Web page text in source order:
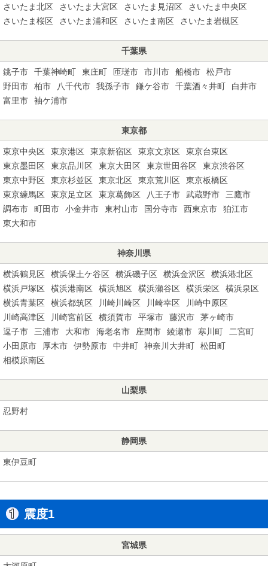
さいたま北区 さいたま大宮区 さいたま見沼区
さいたま中央区
さいたま桜区
さいたま浦和区 さいたま南区 さいたま岩槻区
千葉県
銚子市 千葉神崎町 東庄町 匝瑳市 市川市 船橋市
松戸市
野田市
柏市 八千代市 我孫子市 鎌ケ谷市 千葉酒々井町
白井市
富里市
袖ケ浦市
東京都
東京中央区 東京港区 東京新宿区 東京文京区
東京台東区
東京墨田区
東京品川区 東京大田区 東京世田谷区
東京渋谷区
東京中野区
東京杉並区 東京北区 東京荒川区
東京板橋区
東京練馬区
東京足立区 東京葛飾区 八王子市 武蔵野市
三鷹市
調布市
町田市 小金井市 東村山市 国分寺市 西東京市
狛江市
東大和市
神奈川県
横浜鶴見区 横浜保土ケ谷区 横浜磯子区 横浜金沢区
横浜港北区
横浜戸塚区
横浜港南区 横浜旭区 横浜瀬谷区 横浜栄区
横浜泉区
横浜青葉区
横浜都筑区 川崎川崎区 川崎幸区
川崎中原区
川崎高津区
川崎宮前区 横須賀市 平塚市 藤沢市
茅ヶ崎市
逗子市
三浦市 大和市 海老名市 座間市 綾瀬市 寒川町
二宮町
小田原市
厚木市 伊勢原市 中井町 神奈川大井町
松田町
相模原南区
山梨県
忍野村
静岡県
東伊豆町
震度1
宮城県